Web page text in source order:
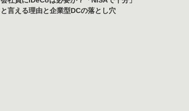
と言える理由と企業型DCの落とし穴